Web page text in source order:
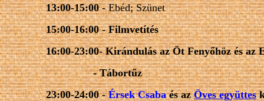
13:00-15:00 -Ebéd; Szünet
15:00-16:00 -Filmvetítés
16:00-23:00- Kirándulás azÖt Fenyőhözés az
- Tábortűz
23:00-24:00 -Érsek Csaba és azÖves együttes